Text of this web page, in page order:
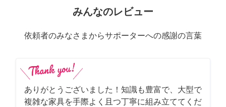
みんなのレビュー
依頼者のみなさまからサポーターへの感謝の言葉
ありがとうございました！知識も豊富で、大型で
複雑な家具を手際よく且つ丁寧に組み立ててくだ